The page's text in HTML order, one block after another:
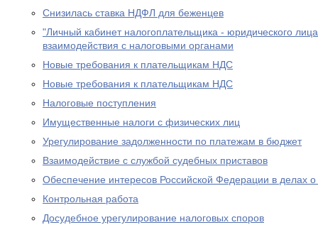
Снизилась ставка НДФЛ для беженцев
"Личный кабинет налогоплательщика - юридического
взаимодействия с налоговыми органами
Новые требования к плательщикам НДС
Новые требования к плательщикам НДС
Налоговые поступления
Имущественные налоги с физических лиц
Урегулирование задолженности по платежам в бюджет
Взаимодействие с службой судебных приставов
Обеспечение интересов Российской Федерации в делах о
Контрольная работа
Досудебное урегулирование налоговых споров